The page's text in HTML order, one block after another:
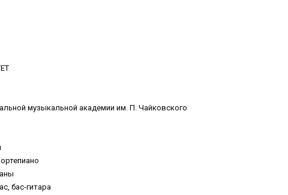
музыкальной академии им. П. Чайковского
бас-гитара